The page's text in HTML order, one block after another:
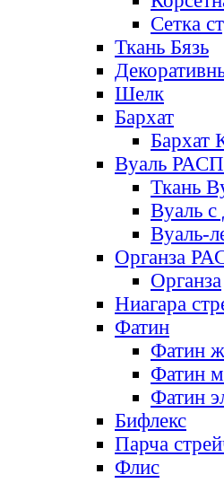
Сетка
Ткань Бязь
Шелк
Бархат
Бархат
Вуаль
Ткань
Вуаль с
Вуаль-
Органза
Органза
Ниагара
Фатин
Фатин
Фатин
Фатин
Бифлекс
Парча
Флис